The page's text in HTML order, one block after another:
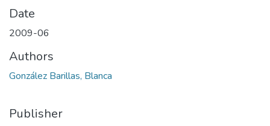
Date
2009-06
Authors
González Barillas, Blanca
Publisher